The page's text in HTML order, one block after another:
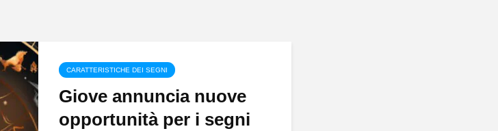
CARATTERISTICHE DEI SEGNI
Giove annuncia nuove
opportunità per i segni